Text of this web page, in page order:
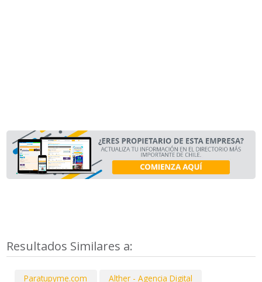
Resultados Similares a:
Paratupyme.com Alther - Agencia Digital